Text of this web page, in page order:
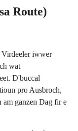
Route)
Virdeeler iwwer
wat
D'buccal
pro Ausbroch,
ganzen Dag fir e